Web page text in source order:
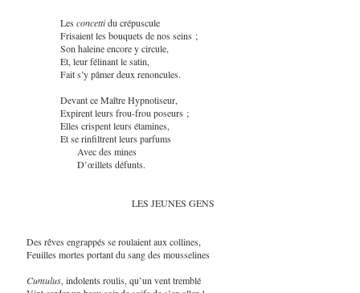
Les concettidu crépuscule
Frisaient les bouquets de nos seins ;
Son haleine encore y circule,
Et, leur félinant le satin,
Fait s’y pâmer deux renoncules.
Devant ce Maître Hypnotiseur,
Expirent leurs frou-frou poseurs ;
Elles crispent leurs étamines,
Et se rinfiltrent leurs parfums
Avec des mines
D’œillets défunts.
LES JEUNES GENS
Des rêves engrappés se roulaient aux collines,
Feuilles mortes portant du sang des mousselines
Cumulus, indolents roulis, qu’un vent tremblé